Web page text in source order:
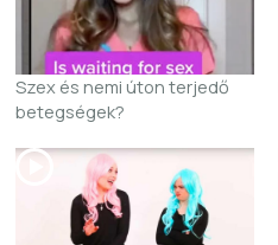
Szex és nemi úton terjedő
betegségek?